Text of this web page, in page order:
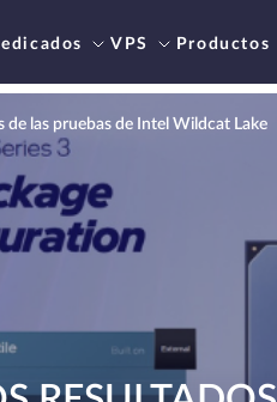
VPS Productos
de las pruebas de Intel Wildcat Lake